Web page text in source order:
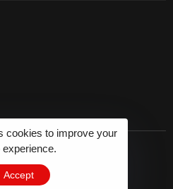
cookies to improve your
experience.
Accept